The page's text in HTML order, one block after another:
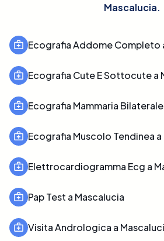
Mascalucia.
Ecografia Addome Completo
Ecografia Cute E Sottocute a
Ecografia Mammaria
Ecografia Muscolo Tendinea a
Elettrocardiogramma Ecg a
Pap Test a Mascalucia
Visita Andrologica a